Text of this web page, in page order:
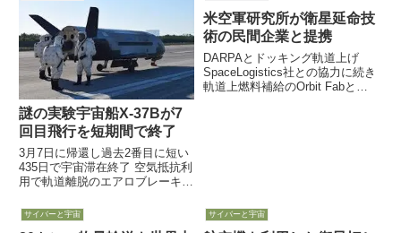
謎の実験宇宙船X-37Bが7
回目飛行を短期間で終了
3月7日に帰還し過去2番目に短い
435日で宇宙滞在終了 空気抵抗利
用で軌道離脱のエアロブレーキン
宙船」として知られるX-37Bが、
予想外に短い435日間の宇宙滞在
米空軍研究所が衛星延命技
術の民間企業と提携
DARPAとドッキング軌道上げ
SpaceLogistics社との協力に続き
軌道上燃料補給のOrbit Fabと技
サイバーと宇宙 サイバーと宇宙